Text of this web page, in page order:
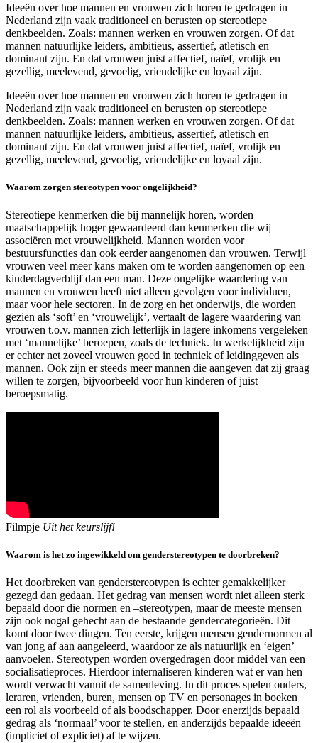
Ideeën over hoe mannen en vrouwen zich horen te gedragen in
Nederland zijn vaak traditioneel en berusten op stereotiepe
denkbeelden. Zoals: mannen werken en vrouwen zorgen. Of dat
mannen natuurlijke leiders, ambitieus, assertief, atletisch en
dominant zijn. En dat vrouwen juist affectief, naïef, vrolijk en
gezellig, meelevend, gevoelig, vriendelijke en loyaal zijn.
Ideeën over hoe mannen en vrouwen zich horen te gedragen in
Nederland zijn vaak traditioneel en berusten op stereotiepe
denkbeelden. Zoals: mannen werken en vrouwen zorgen. Of dat
mannen natuurlijke leiders, ambitieus, assertief, atletisch en
dominant zijn. En dat vrouwen juist affectief, naïef, vrolijk en
gezellig, meelevend, gevoelig, vriendelijke en loyaal zijn.
Waarom zorgen stereotypen voor ongelijkheid?
Stereotiepe kenmerken die bij mannelijk horen, worden
maatschappelijk hoger gewaardeerd dan kenmerken die wij
associëren met vrouwelijkheid. Mannen worden voor
bestuursfuncties dan ook eerder aangenomen dan vrouwen. Terwijl
vrouwen veel meer kans maken om te worden aangenomen op een
kinderdagverblijf dan een man. Deze ongelijke waardering van
mannen en vrouwen heeft niet alleen gevolgen voor individuen,
maar voor hele sectoren. In de zorg en het onderwijs, die worden
gezien als ‘soft’ en ‘vrouwelijk’, vertaalt de lagere waardering van
vrouwen t.o.v. mannen zich letterlijk in lagere inkomens vergeleken
met ‘mannelijke’ beroepen, zoals de techniek. In werkelijkheid zijn
er echter net zoveel vrouwen goed in techniek of leidinggeven als
mannen. Ook zijn er steeds meer mannen die aangeven dat zij graag
willen te zorgen, bijvoorbeeld voor hun kinderen of juist
beroepsmatig.
Filmpje Uit het keurslijf!
Waarom is het zo ingewikkeld om genderstereotypen te doorbreken?
Het doorbreken van genderstereotypen is echter gemakkelijker
gezegd dan gedaan. Het gedrag van mensen wordt niet alleen sterk
bepaald door die normen en –stereotypen, maar de meeste mensen
zijn ook nogal gehecht aan de bestaande gendercategorieën. Dit
komt door twee dingen. Ten eerste, krijgen mensen gendernormen al
van jong af aan aangeleerd, waardoor ze als natuurlijk en ‘eigen’
aanvoelen. Stereotypen worden overgedragen door middel van een
socialisatieproces. Hierdoor internaliseren kinderen wat er van hen
wordt verwacht vanuit de samenleving. In dit proces spelen ouders,
leraren, vrienden, buren, mensen op TV en personages in boeken
een rol als voorbeeld of als boodschapper. Door enerzijds bepaald
gedrag als ‘normaal’ voor te stellen, en anderzijds bepaalde ideeën
(impliciet of expliciet) af te wijzen.